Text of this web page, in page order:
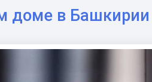
доме в Башкирии